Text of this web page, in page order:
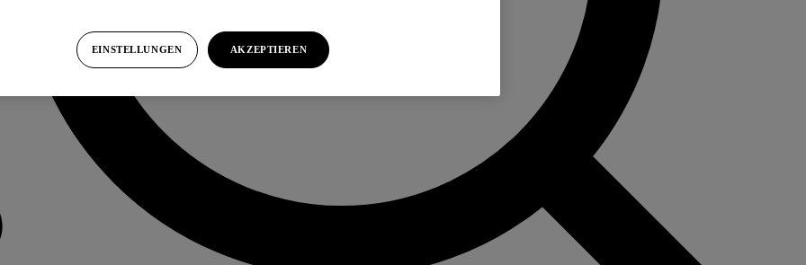
EINSTELLUNGEN AKZEPTIEREN